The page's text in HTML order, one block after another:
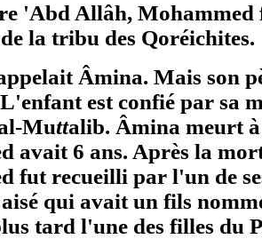
'Abd Allâh,
la tribu des Qoréichites.
Âmina. Mais son
est confié par sa
Muttalib. Âmina meurt
avait 6 ans. Après la
fut recueilli par l'un de
qui avait un fils
tard l'une des filles du